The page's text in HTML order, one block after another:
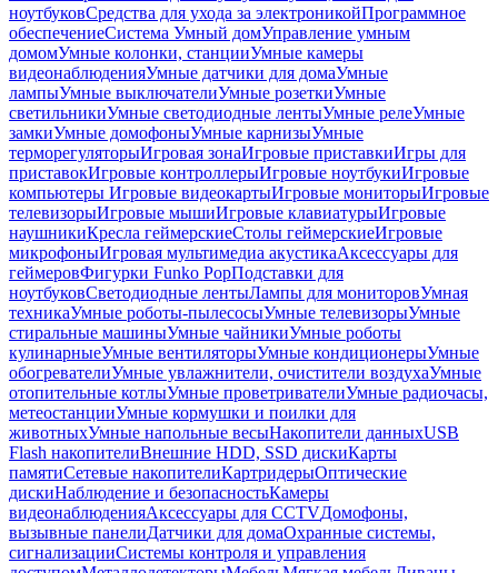
ноутбуковСредства для ухода за электроникойПрограммное
обеспечениеСистема Умный домУправление умным
домомУмные колонки, станцииУмные камеры
видеонаблюденияУмные датчики для домаУмные
лампыУмные выключателиУмные розеткиУмные
светильникиУмные светодиодные лентыУмные релеУмные
замкиУмные домофоныУмные карнизыУмные
терморегуляторыИгровая зонаИгровые приставкиИгры для
приставокИгровые контроллерыИгровые ноутбукиИгровые
компьютеры Игровые видеокартыИгровые мониторыИгровые
телевизорыИгровые мышиИгровые клавиатурыИгровые
наушникиКресла геймерскиеСтолы геймерскиеИгровые
микрофоныИгровая мультимедиа акустикаАксессуары для
геймеровФигурки Funko PopПодставки для
ноутбуковСветодиодные лентыЛампы для мониторовУмная
техникаУмные роботы-пылесосыУмные телевизорыУмные
стиральные машиныУмные чайникиУмные роботы
кулинарныеУмные вентиляторыУмные кондиционерыУмные
обогревателиУмные увлажнители, очистители воздухаУмные
отопительные котлыУмные проветривателиУмные радиочасы,
метеостанцииУмные кормушки и поилки для
животныхУмные напольные весыНакопители данныхUSB
Flash накопителиВнешние HDD, SSD дискиКарты
памятиСетевые накопителиКартридерыОптические
дискиНаблюдение и безопасностьКамеры
видеонаблюденияАксессуары для CCTVДомофоны,
вызывные панелиДатчики для домаОхранные системы,
сигнализацииСистемы контроля и управления